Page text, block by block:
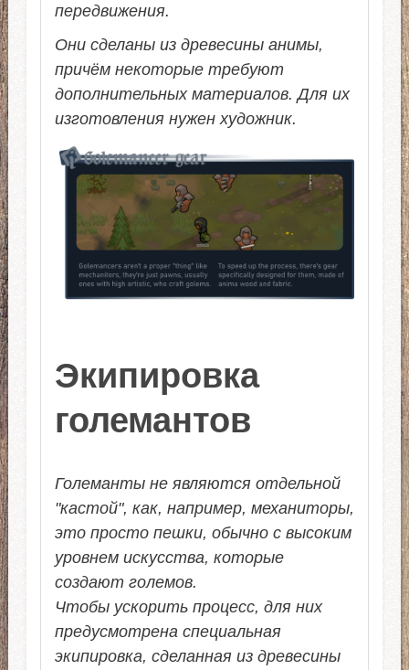
передвижения.
Они сделаны из древесины анимы,
причём некоторые требуют
дополнительных материалов. Для их
изготовления нужен художник.
Экипировка
големантов
Големанты не являются отдельной
"кастой", как, например, механиторы,
это просто пешки, обычно с высоким
уровнем искусства, которые
создают големов.
Чтобы ускорить процесс, для них
предусмотрена специальная
экипировка, сделанная из древесины